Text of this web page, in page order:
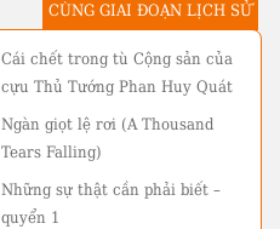
CÙNG GIAI ĐOẠN LỊCH SỬ
Cái chết trong tù Cộng sản của
cựu Thủ Tướng Phan Huy Quát
Ngàn giọt lệ rơi (A Thousand
Tears Falling)
Những sự thật cần phải biết –
quyển 1